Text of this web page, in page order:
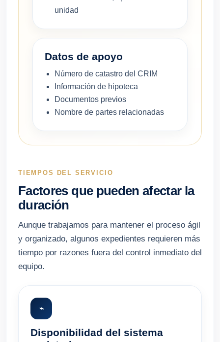
unidad
Datos de apoyo
Número de catastro del CRIM
Información de hipoteca
Documentos previos
Nombre de partes relacionadas
TIEMPOS DEL SERVICIO
Factores que pueden afectar la
duración
Aunque trabajamos para mantener el proceso ágil
y organizado, algunos expedientes requieren más
tiempo por razones fuera del control inmediato del
equipo.
⌁
Disponibilidad del sistema